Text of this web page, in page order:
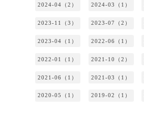
2024-04（2） 2024-03（1）
2023-11（3） 2023-07（2）
2023-04（1） 2022-06（1）
2022-01（1） 2021-10（2）
2021-06（1） 2021-03（1）
2020-05（1） 2019-02（1）